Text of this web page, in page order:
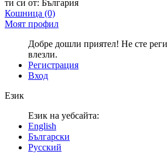
ти си от: България
Кошница (0)
Моят профил
Добре дошли приятел! Не сте
влезли.
Регистрация
Вход
Език
Език на уебсайта:
English
Български
Русский